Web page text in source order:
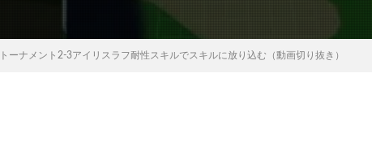
ーナメント2-3アイリスラフ耐性スキルでスキルに放り込む（動画切り抜き）